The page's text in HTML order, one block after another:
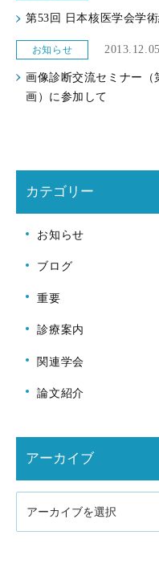
第53回 日本核医学会学
お知らせ 2013.12.05
画像診断交流セミナー
画）に参加して
カテゴリー
お知らせ
ブログ
重要
診療案内
関連学会
論文紹介
アーカイブ
アーカイブを選択